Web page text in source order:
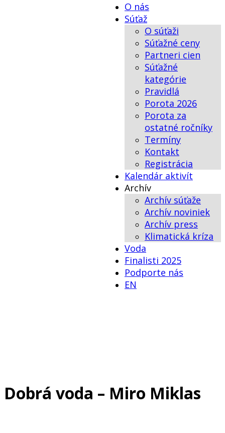
O nás
Súťaž
O súťaži
Súťažné ceny
Partneri cien
Súťažné
kategórie
Pravidlá
Porota 2026
Porota za
ostatné ročníky
Termíny
Kontakt
Registrácia
Kalendár aktivít
Archív
Archív súťaže
Archív noviniek
Archív press
Klimatická kríza
Voda
Finalisti 2025
Podporte nás
EN
Dobrá voda – Miro Miklas